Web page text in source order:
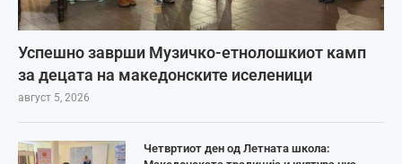
Успешно заврши Музичко-етнолошкиот камп
за децата на македонските иселеници
август 5, 2026
Четвртиот ден од Летната школа: